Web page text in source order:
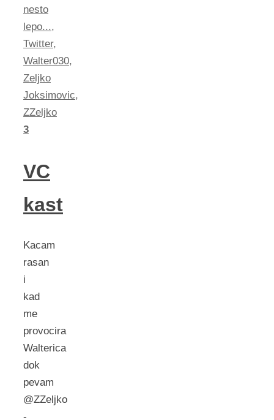
nesto
lepo...,
Twitter,
Walter030,
Zeljko
Joksimovic,
ZZeljko
3
VC
kast
Kacam
rasan
i
kad
me
provocira
Walterica
dok
pevam
@ZZeljko
-